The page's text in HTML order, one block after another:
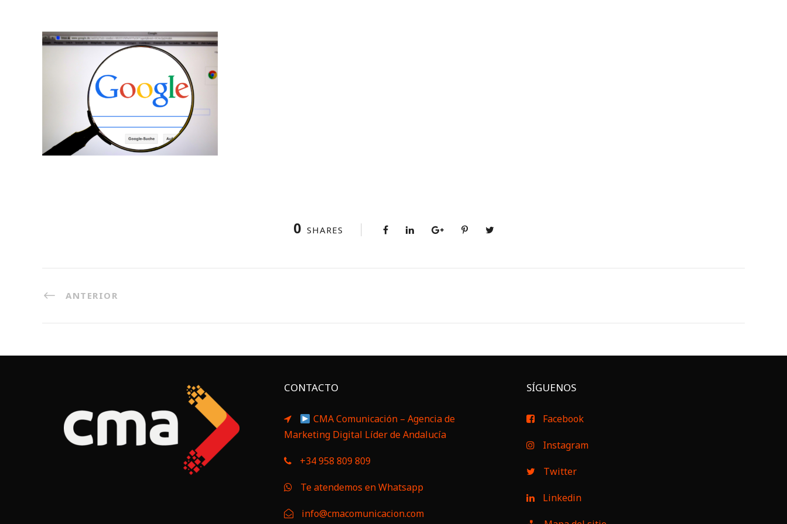
0 SHARES
ANTERIOR
CONTACTO
CMA Comunicación – Agencia de
Marketing Digital Líder de Andalucía
+34 958 809 809
Te atendemos en Whatsapp
info@cmacomunicacion.com
SÍGUENOS
Facebook
Instagram
Twitter
Linkedin